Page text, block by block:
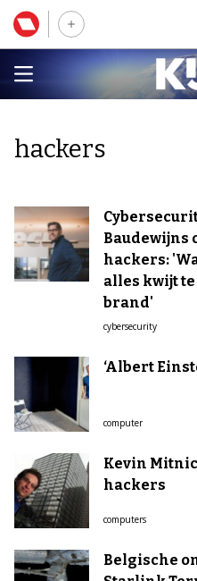
hackers
Baudewijns
hackers:
alles kwijt
brand'
cybersecurity
‘Albert
computer
Kevin
hackers
computers
Belgische